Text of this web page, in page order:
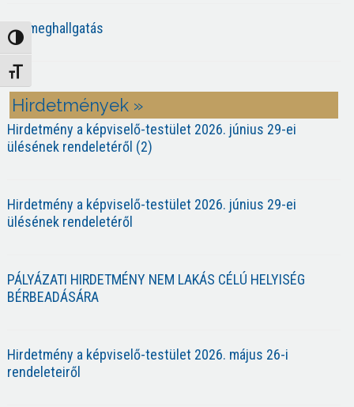
Nagy kontraszt váltása
Betűméret váltása
Közmeghallgatás
Hirdetmények »
Hirdetmény a képviselő-testület 2026. június 29-ei
ülésének rendeletéről (2)
Hirdetmény a képviselő-testület 2026. június 29-ei
ülésének rendeletéről
PÁLYÁZATI HIRDETMÉNY NEM LAKÁS CÉLÚ HELYISÉG
BÉRBEADÁSÁRA
Hirdetmény a képviselő-testület 2026. május 26-i
rendeleteiről